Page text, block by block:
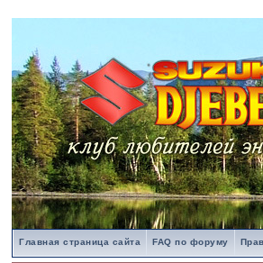
Главная страница сайта FAQ по форуму